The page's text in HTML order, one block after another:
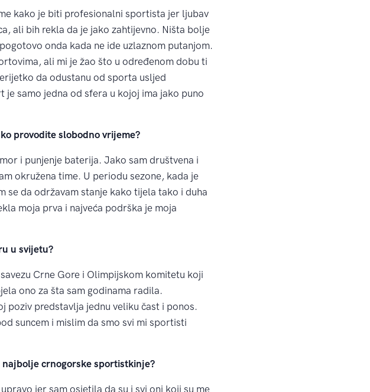
kako je biti profesionalni sportista jer ljubav
ali bih rekla da je jako zahtijevno. Ništa bolje
onda kada ne ide uzlaznom putanjom.
ali mi je žao što u određenom dobu ti
da odustanu od sporta usljed
samo jedna od sfera u kojoj ima jako puno
provodite slobodno vrijeme?
i punjenje baterija. Jako sam društvena i
okružena time. U periodu sezone, kada je
da održavam stanje kako tijela tako i duha
moja prva i najveća podrška je moja
u svijetu?
Crne Gore i Olimpijskom komitetu koji
ono za šta sam godinama radila.
poziv predstavlja jednu veliku čast i ponos.
suncem i mislim da smo svi mi sportisti
crnogorske sportistkinje?
jer sam osjetila da su i svi oni koji su me